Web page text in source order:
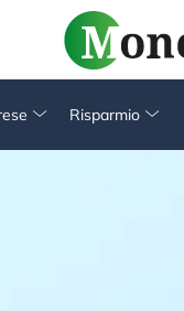
Risparmio